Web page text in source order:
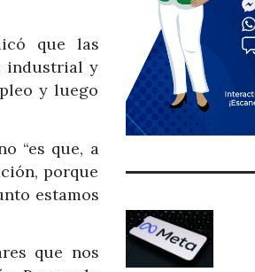
que las
industrial y
y luego
“es que, a
porque
estamos
que nos